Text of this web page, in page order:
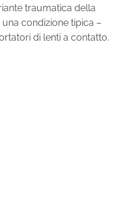
traumatica della
condizione tipica –
di lenti a contatto.